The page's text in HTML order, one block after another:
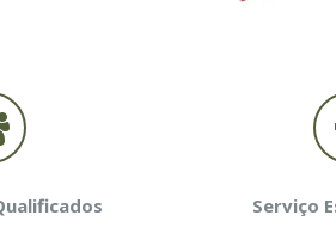
Serviço
produto
Portal PromoBríndice
Contamos com mais de 300